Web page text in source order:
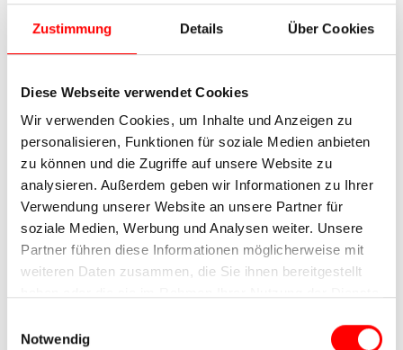
Zustimmung Details Über Cookies
Diese Webseite verwendet Cookies
Wir verwenden Cookies, um Inhalte und Anzeigen zu
personalisieren, Funktionen für soziale Medien anbieten
zu können und die Zugriffe auf unsere Website zu
analysieren. Außerdem geben wir Informationen zu Ihrer
Verwendung unserer Website an unsere Partner für
soziale Medien, Werbung und Analysen weiter. Unsere
Partner führen diese Informationen möglicherweise mit
weiteren Daten zusammen, die Sie ihnen bereitgestellt
Notwendig
Deutschlands. Blickfang der Altstadt ist das aus
rotem Sandstein erbaute Münster. Es gilt als
eines der Meisterwerke der deutschen gotischen
bei einerLangen Roten. Die 35 Zentimeter lange
Rostbratwurst ist das knackige Wahrzeichen der
Stadt. Achten Sie bei einem anschließenden
Stadtspaziergang auf dieBächle. Seit dem
Mittelalter urkundlich belegt, plätschern die
schmalen Wasserläufe munter durch die
Altstadt. Doch Obacht, dem Volksmund nach
muss der, der unbeabsichtigt in eines der Bächle
tritt, einen Freiburger oder eine Freiburgerin